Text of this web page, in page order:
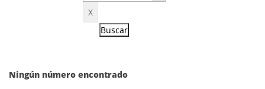
Ningún número encontrado